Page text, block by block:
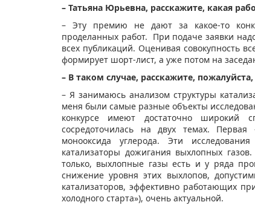
– Татьяна Юрьевна, расскажите, какая
– Эту премию не дают за какое-то
проделанных работ. При подаче заявки
всех публикаций. Оценивая совокупность
формирует шорт-лист, а уже потом на
– В таком случае, расскажите,
– Я занимаюсь анализом структуры
меня были самые разные объекты
конкурсе имеют достаточно широкий
сосредоточилась на двух темах. Первая
монооксида углерода. Эти
катализаторы дожигания выхлопных
только, выхлопные газы есть и у ряда
снижение уровня этих выхлопов,
катализаторов, эффективно работающих
холодного старта»), очень актуальной.